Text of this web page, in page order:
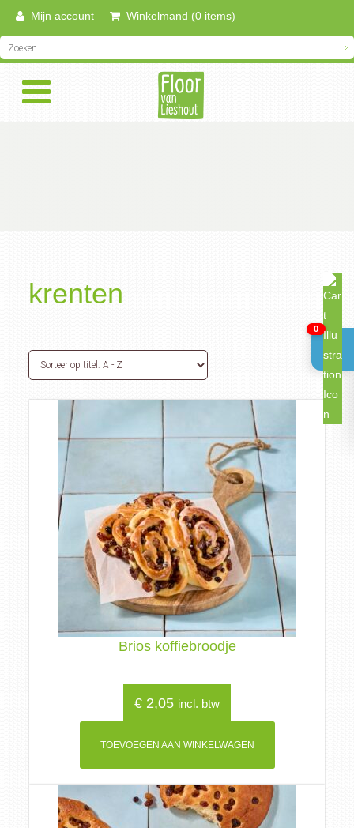
Mijn account Winkelmand (0 items)
krenten
Brios koffiebroodje
€ 2,05 incl. btw
TOEVOEGEN AAN WINKELWAGEN
0